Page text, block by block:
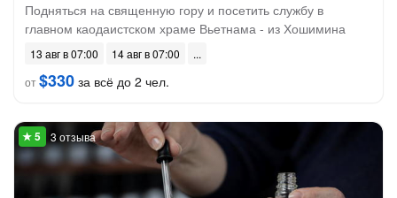
Подняться на священную гору и посетить службу в
главном каодаистском храме Вьетнама - из Хошимина
13 авг в 07:00
14 авг в 07:00
от$330 за всё до 2 чел.
3 отзыва